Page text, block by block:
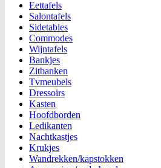
Eettafels
Salontafels
Sidetables
Commodes
Wijntafels
Bankjes
Zitbanken
Tvmeubels
Dressoirs
Kasten
Hoofdborden
Ledikanten
Nachtkastjes
Krukjes
Wandrekken/kapstokken